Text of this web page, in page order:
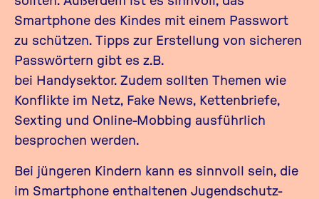
Smartphone des Kindes mit einem Passwort
zu schützen. Tipps zur Erstellung von sicheren
Passwörtern gibt es z.B.
bei Handysektor. Zudem sollten Themen wie
Konflikte im Netz, Fake News, Kettenbriefe,
Sexting und Online-Mobbing ausführlich
besprochen werden.
Bei jüngeren Kindern kann es sinnvoll sein, die
im Smartphone enthaltenen Jugendschutz-